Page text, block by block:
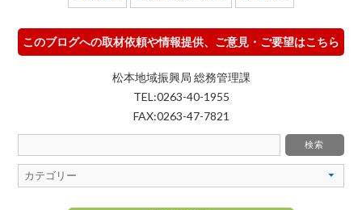
このブログへの取材依頼や情報提供、ご意見・ご要望はこちら
松本地域振興局 総務管理課
TEL:0263-40-1955
FAX:0263-47-7821